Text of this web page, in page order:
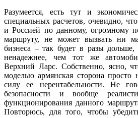
Разумеется, есть тут и
специальных расчетов, очевидно,
и Россией по данному, огромному
маршруту, не может вызвать ни
бизнеса – так будет в разы
ненадежнее, чем тот же
Верхний Ларс. Собственно, ясно,
моделью армянская сторона просто
силу ее нерентабельности. Не
безопасности и вообще
функционирования данного
Повторюсь, для того, чтобы